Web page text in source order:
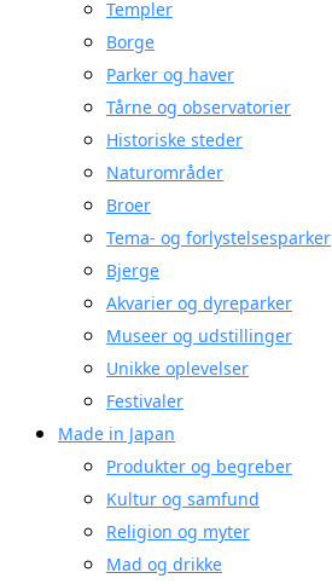
Templer
Borge
Parker og haver
Tårne og observatorier
Historiske steder
Naturområder
Broer
Tema- og forlystelsesparker
Bjerge
Akvarier og dyreparker
Museer og udstillinger
Unikke oplevelser
Festivaler
Made in Japan
Produkter og begreber
Kultur og samfund
Religion og myter
Mad og drikke